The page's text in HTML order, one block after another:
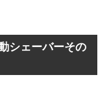
シェーバーその